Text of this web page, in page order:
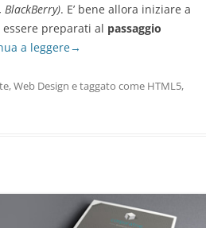
BlackBerry). E’ bene allora iniziare a
preparati al passaggio
a leggere→
,Web Design e taggato come HTML5,